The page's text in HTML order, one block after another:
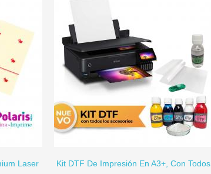
Laser
Kit DTF De Impresión En A3+, Con Todos